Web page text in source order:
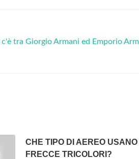
tra Giorgio Armani ed Emporio
CHE TIPO DI AEREO USANO
FRECCE TRICOLORI?